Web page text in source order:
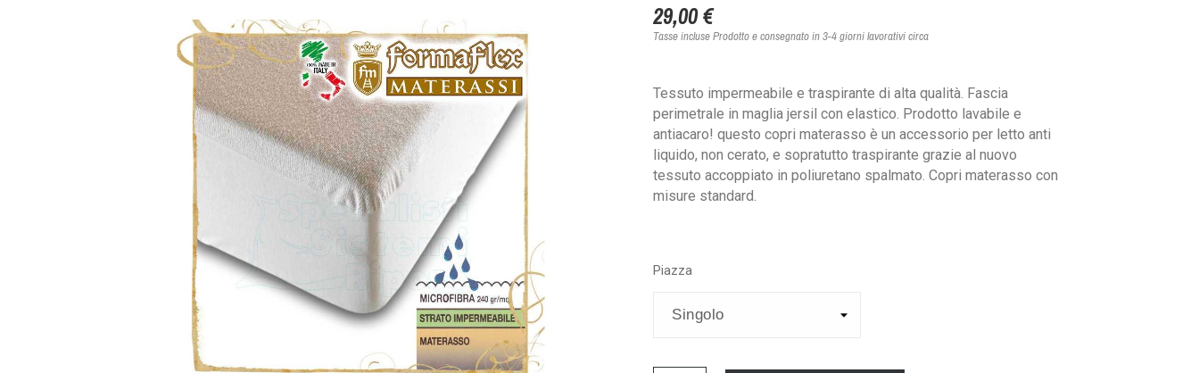
29,00 €
Tasse incluseProdotto e consegnato in 3-4 giorni lavorativi circa
Tessuto impermeabile e traspirante di alta qualità. Fascia
perimetrale in maglia jersil con elastico. Prodotto lavabile e
antiacaro! questo copri materasso è un accessorio per letto anti
liquido, non cerato, e sopratutto traspirante grazie al nuovo
tessuto accoppiato in poliuretano spalmato. Copri materasso con
misure standard.
Piazza